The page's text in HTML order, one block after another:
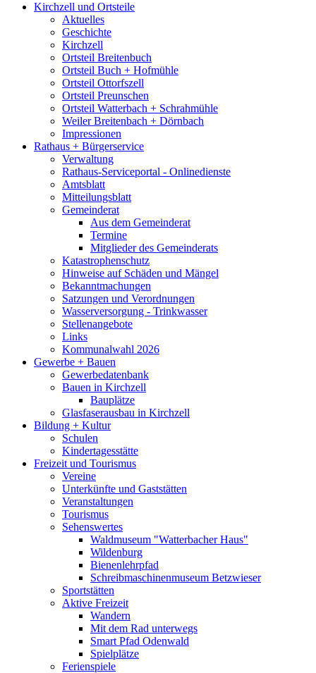
Kirchzell und Ortsteile
Aktuelles
Geschichte
Kirchzell
Ortsteil Breitenbuch
Ortsteil Buch + Hofmühle
Ortsteil Ottorfszell
Ortsteil Preunschen
Ortsteil Watterbach + Schrahmühle
Weiler Breitenbach + Dörnbach
Impressionen
Rathaus + Bürgerservice
Verwaltung
Rathaus-Serviceportal - Onlinedienste
Amtsblatt
Mitteilungsblatt
Gemeinderat
Aus dem Gemeinderat
Termine
Mitglieder des Gemeinderats
Katastrophenschutz
Hinweise auf Schäden und Mängel
Bekanntmachungen
Satzungen und Verordnungen
Wasserversorgung - Trinkwasser
Stellenangebote
Links
Kommunalwahl 2026
Gewerbe + Bauen
Gewerbedatenbank
Bauen in Kirchzell
Bauplätze
Glasfaserausbau in Kirchzell
Bildung + Kultur
Schulen
Kindertagesstätte
Freizeit und Tourismus
Vereine
Unterkünfte und Gaststätten
Veranstaltungen
Tourismus
Sehenswertes
Waldmuseum "Watterbacher Haus"
Wildenburg
Bienenlehrpfad
Schreibmaschinenmuseum Betzwieser
Sportstätten
Aktive Freizeit
Wandern
Mit dem Rad unterwegs
Smart Pfad Odenwald
Spielplätze
Ferienspiele